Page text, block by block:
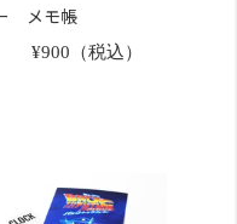
メモ帳
¥900（税込）